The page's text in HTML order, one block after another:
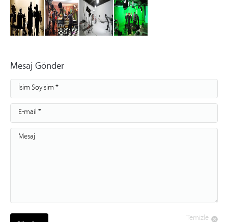
Mesaj Gönder
İsim Soyisim *
E-mail *
Mesaj
Temizle